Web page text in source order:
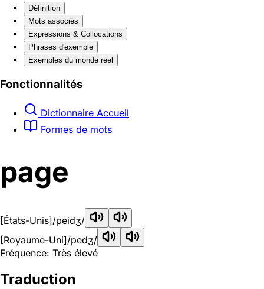
Définition
Mots associés
Expressions & Collocations
Phrases d'exemple
Exemples du monde réel
Fonctionnalités
Dictionnaire Accueil
Formes de mots
page
[États-Unis]/peidʒ/
[Royaume-Uni]/pedʒ/
Fréquence: Très élevé
Traduction